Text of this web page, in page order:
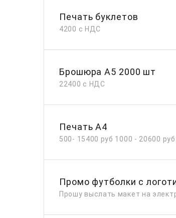
Печать буклетов
4200 с НДС
Брошюра А5 2000 шт
22400 с НДС
Печать А4
500- 15400 руб 1000 - 20600
Промо футболки с
Прошу выслать макет на